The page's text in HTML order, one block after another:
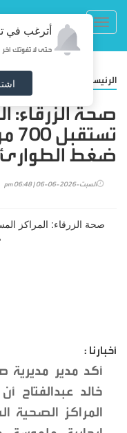
أترغب في
حتى لا تفوتك آخر
الرئيسية
صحة الزرقاء:
ضغط الطوارئ
السبت-2026-06-06 | 06:48 pm
أخبارنا :
أكد مدير مديرية
خالد عبدالفتاح
المراكز الصحية